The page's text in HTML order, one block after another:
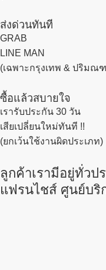
ส่งด่วนทันที
GRAB
LINE MAN
(เฉพาะกรุงเทพ & ปริมณ
ซื้อแล้วสบายใจ
เรารับประกัน 30 วัน
เสียเปลี่ยนใหม่ทันที !!
(ยกเว้นใช้งานผิดประเภท)
ลูกค้าเรามีอยู่ทั่วป
แฟรนไชส์ ศูนย์บริ